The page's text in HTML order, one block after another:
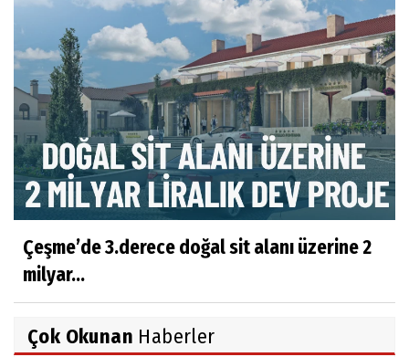
Çeşme’de 3.derece doğal sit alanı üzerine 2
milyar...
Çok Okunan Haberler